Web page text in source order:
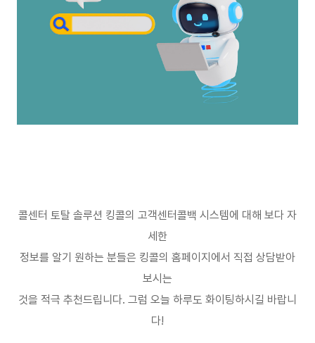
콜센터 토탈 솔루션 킹콜의 고객센터콜백 시스템에 대해 보다 자
세한
정보를 알기 원하는 분들은 킹콜의 홈페이지에서 직접 상담받아
보시는
것을 적극 추천드립니다. 그럼 오늘 하루도 화이팅하시길 바랍니
다!